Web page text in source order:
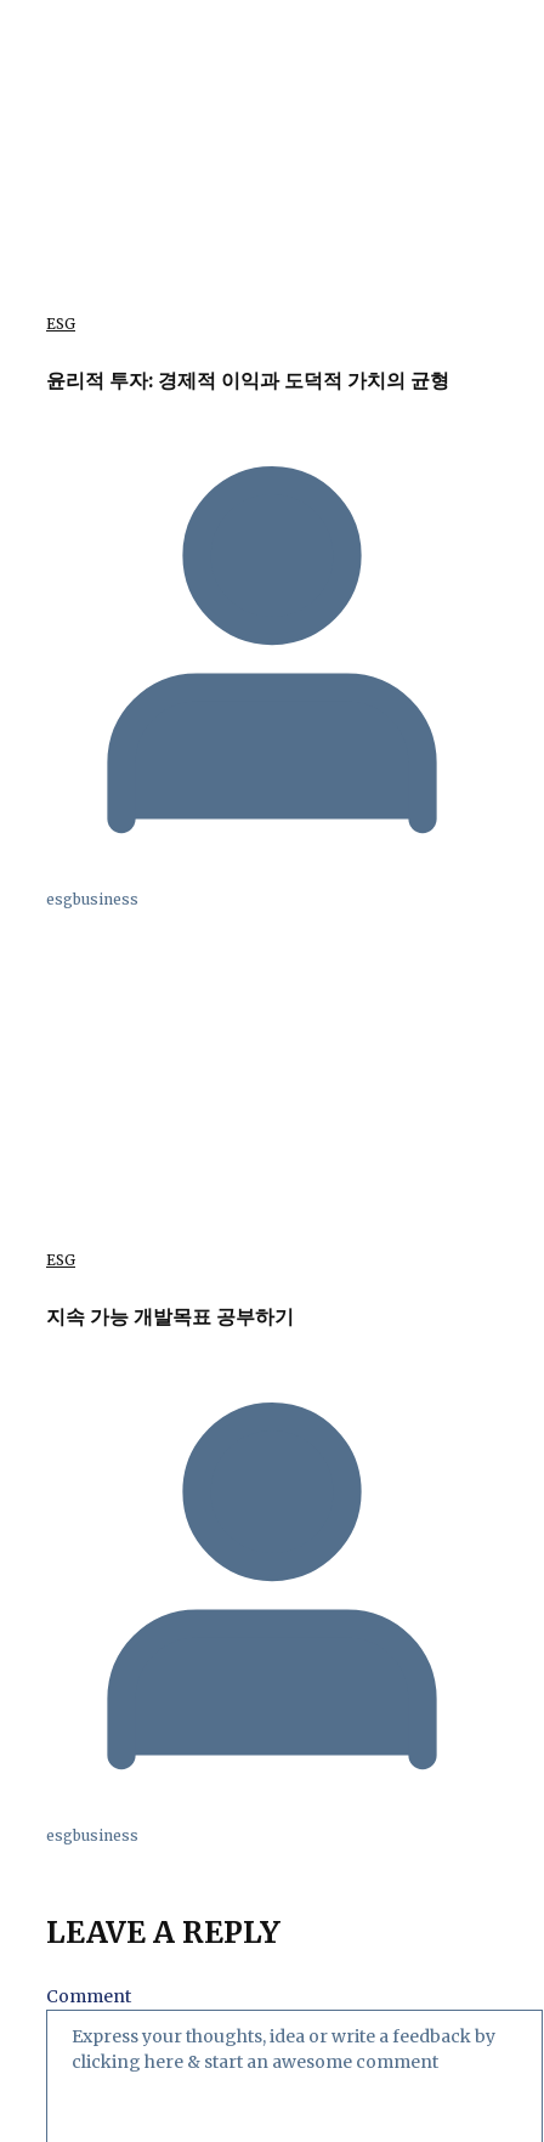
ESG
윤리적 투자: 경제적 이익과 도덕적 가치의 균형
esgbusiness
ESG
지속 가능 개발목표 공부하기
esgbusiness
LEAVE A REPLY
Comment